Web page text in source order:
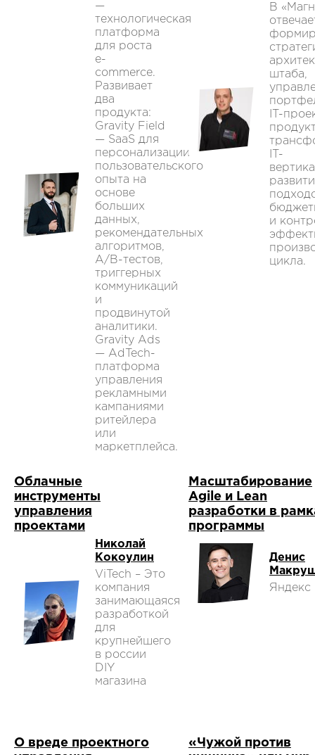
—
технологическая
платформа
для роста
e-
commerce.
Развивает
два
продукта:
Gravity Field
— SaaS для
персонализации
пользовательского
опыта на
основе
больших
данных,
рекомендательных
алгоритмов,
A/B-тестов,
триггерных
коммуникаций
и
продвинутой
аналитики.
Gravity Ads
— AdTech-
платформа
управления
рекламными
кампаниями
ритейлера
или
маркетплейса.
В
штаба,
IT-
IT-
и
цикла.
Облачные
инструменты
управления
проектами
Николай
Кокоулин
ViTech – Это
компания
занимающаяся
разработкой
для
крупнейшего
в россии
DIY
магазина
Масштабирование
Agile и Lean
разработки в
программы
Денис
Яндекс
О вреде проектного
«Чужой против